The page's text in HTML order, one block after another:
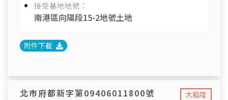
接受基地地號：
南港區向陽段15-2地號土地
附件下載
大稻埕
北市府都新字第09406011800號